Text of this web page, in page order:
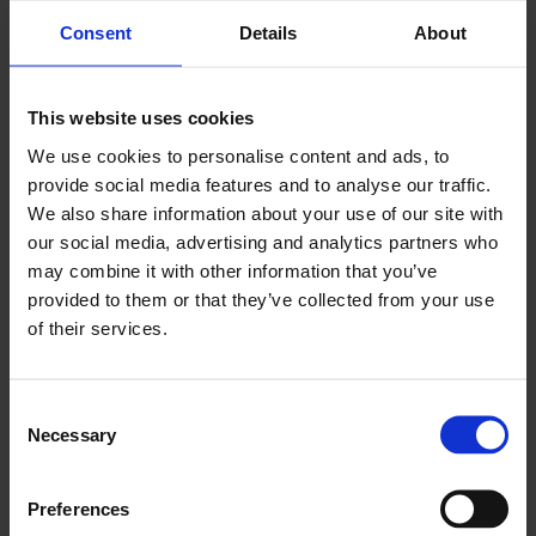
Consent Details About
This website uses cookies
We use cookies to personalise content and ads, to
provide social media features and to analyse our traffic.
We also share information about your use of our site with
our social media, advertising and analytics partners who
may combine it with other information that you’ve
provided to them or that they’ve collected from your use
of their services.
Selection
Necessary
Preferences